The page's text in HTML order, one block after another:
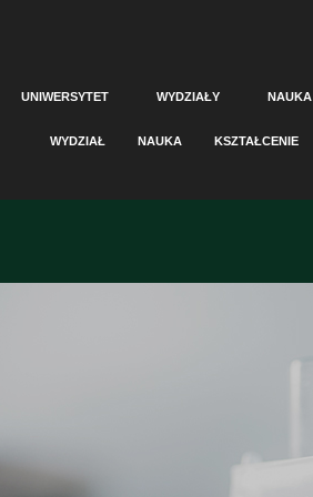
UNIWERSYTET WYDZIAŁY NAUKA
WYDZIAŁ NAUKA KSZTAŁCENIE